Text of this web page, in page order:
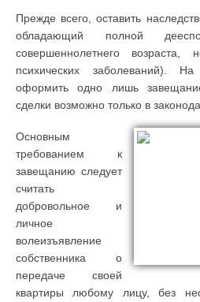
Прежде всего, оставить
обладающий полной
совершеннолетнего
психических заболеваний).
оформить одно лишь
сделки возможно только в
Основным
требованием к
завещанию следует
считать
добровольное и
личное
волеизъявление
собственника о
передаче своей
квартиры любому лицу, без